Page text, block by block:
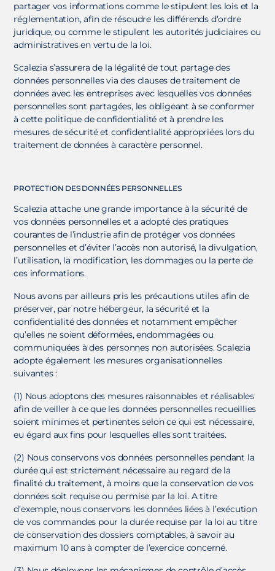
partager vos informations comme le stipulent les lois et la
réglementation, afin de résoudre les différends d’ordre
juridique, ou comme le stipulent les autorités judiciaires ou
administratives en vertu de la loi.
Scalezia s’assurera de la légalité de tout partage des
données personnelles via des clauses de traitement de
données avec les entreprises avec lesquelles vos données
personnelles sont partagées, les obligeant à se conformer
à cette politique de confidentialité et à prendre les
mesures de sécurité et confidentialité appropriées lors du
traitement de données à caractère personnel.
PROTECTION DES DONNÉES PERSONNELLES
Scalezia attache une grande importance à la sécurité de
vos données personnelles et a adopté des pratiques
courantes de l’industrie afin de protéger vos données
personnelles et d’éviter l’accès non autorisé, la divulgation,
l’utilisation, la modification, les dommages ou la perte de
ces informations.
Nous avons par ailleurs pris les précautions utiles afin de
préserver, par notre hébergeur, la sécurité et la
confidentialité des données et notamment empêcher
qu’elles ne soient déformées, endommagées ou
communiquées à des personnes non autorisées. Scalezia
adopte également les mesures organisationnelles
suivantes :
(1) Nous adoptons des mesures raisonnables et réalisables
afin de veiller à ce que les données personnelles recueillies
soient minimes et pertinentes selon ce qui est nécessaire,
eu égard aux fins pour lesquelles elles sont traitées.
(2) Nous conservons vos données personnelles pendant la
durée qui est strictement nécessaire au regard de la
finalité du traitement, à moins que la conservation de vos
données soit requise ou permise par la loi. A titre
d’exemple, nous conservons les données liées à l’exécution
de vos commandes pour la durée requise par la loi au titre
de conservation des dossiers comptables, à savoir au
maximum 10 ans à compter de l’exercice concerné.